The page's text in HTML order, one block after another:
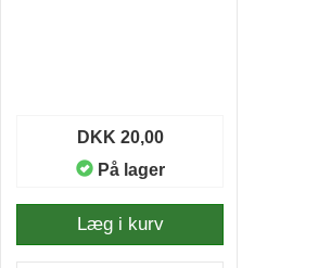
DKK 20,00
På lager
Læg i kurv